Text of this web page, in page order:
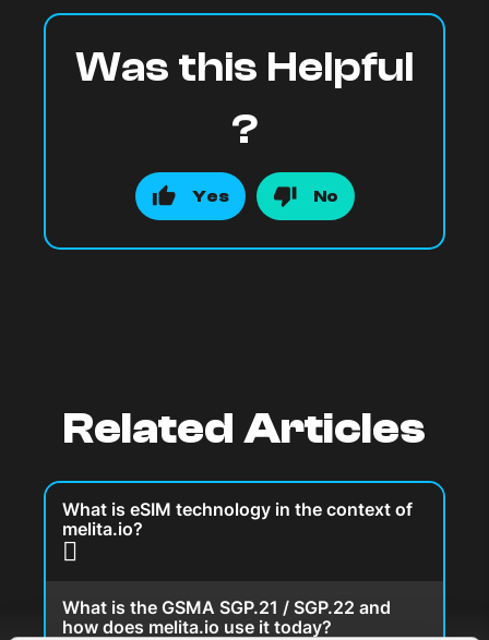
Was this Helpful
?
Yes No
Related Articles
What is eSIM technology in the context of
melita.io?
What is the GSMA SGP.21 / SGP.22 and
how does melita.io use it today?